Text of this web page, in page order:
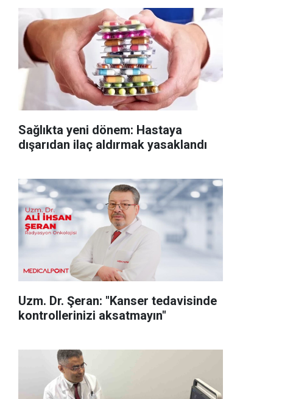
Sağlıkta yeni dönem: Hastaya
dışarıdan ilaç aldırmak yasaklandı
Uzm. Dr. Şeran: "Kanser tedavisinde
kontrollerinizi aksatmayın"